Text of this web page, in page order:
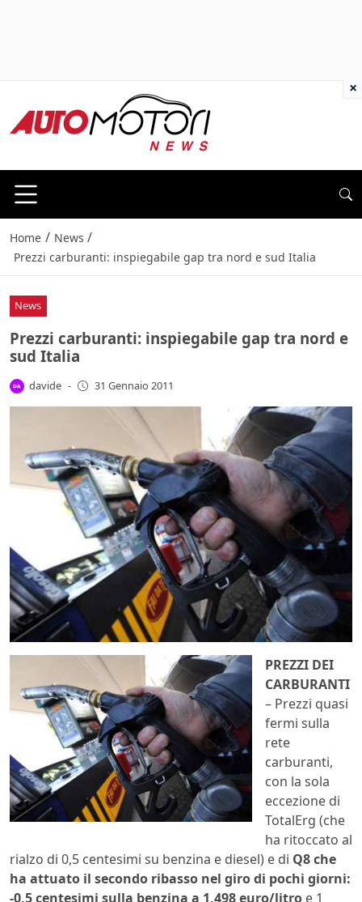
Home / News /
Prezzi carburanti: inspiegabile gap tra nord e sud Italia
News
Prezzi carburanti: inspiegabile gap tra nord e
sud Italia
davide - 31 Gennaio 2011
PREZZI DEI
CARBURANTI
– Prezzi quasi
fermi sulla
rete
carburanti,
con la sola
eccezione di
TotalErg (che
ha ritoccato al
rialzo di 0,5 centesimi su benzina e diesel) e di Q8 che
ha attuato il secondo ribasso nel giro di pochi giorni:
-0,5 centesimi sulla benzina a 1,498 euro/litro e 1
×